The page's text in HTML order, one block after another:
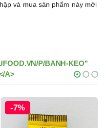
và mua sản phẩm này mới
P/BANH-KEO"
A>
-7%